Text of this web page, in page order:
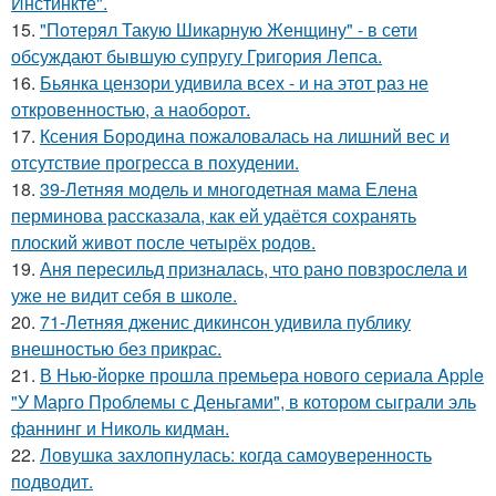
15. "Потерял Такую Шикарную Женщину" - в сети
обсуждают бывшую супругу Григория Лепса.
16. Бьянка цензори удивила всех - и на этот раз не
откровенностью, а наоборот.
17. Ксения Бородина пожаловалась на лишний вес и
отсутствие прогресса в похудении.
18. 39-Летняя модель и многодетная мама Елена
перминова рассказала, как ей удаётся сохранять
плоский живот после четырёх родов.
19. Аня пересильд призналась, что рано повзрослела и
уже не видит себя в школе.
20. 71-Летняя дженис дикинсон удивила публику
внешностью без прикрас.
21. В Нью-йорке прошла премьера нового сериала Apple
"У Марго Проблемы с Деньгами", в котором сыграли эль
фаннинг и Николь кидман.
22. Ловушка захлопнулась: когда самоуверенность
подводит.